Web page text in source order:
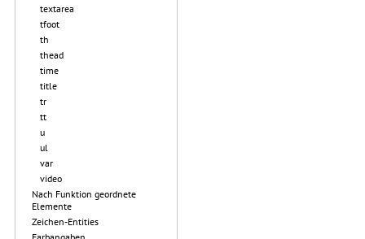
textarea
tfoot
th
thead
time
title
tr
tt
u
ul
var
video
Nach Funktion geordnete
Elemente
Zeichen-Entities